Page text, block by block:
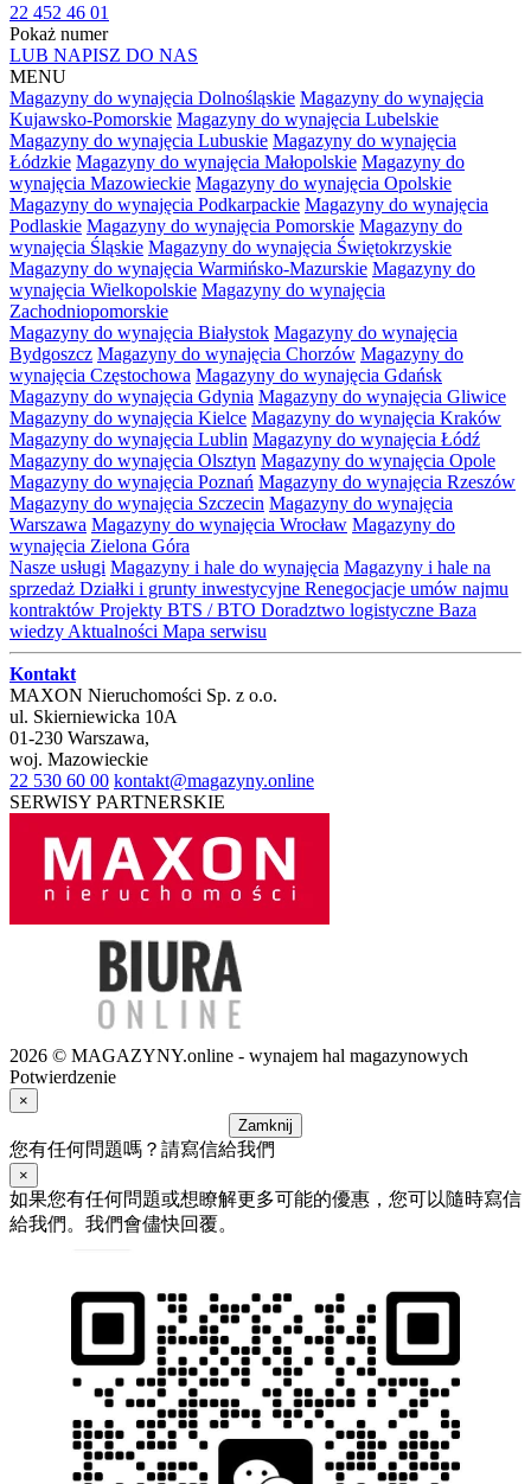
22 452 46 01
Pokaż numer
LUB NAPISZ DO NAS
MENU
Magazyny do wynajęcia Dolnośląskie Magazyny do wynajęcia
Kujawsko-Pomorskie Magazyny do wynajęcia Lubelskie
Magazyny do wynajęcia Lubuskie Magazyny do wynajęcia
Łódzkie Magazyny do wynajęcia Małopolskie Magazyny do
wynajęcia Mazowieckie Magazyny do wynajęcia Opolskie
Magazyny do wynajęcia Podkarpackie Magazyny do wynajęcia
Podlaskie Magazyny do wynajęcia Pomorskie Magazyny do
wynajęcia Śląskie Magazyny do wynajęcia Świętokrzyskie
Magazyny do wynajęcia Warmińsko-Mazurskie Magazyny do
wynajęcia Wielkopolskie Magazyny do wynajęcia
Zachodniopomorskie
Magazyny do wynajęcia Białystok Magazyny do wynajęcia
Bydgoszcz Magazyny do wynajęcia Chorzów Magazyny do
wynajęcia Częstochowa Magazyny do wynajęcia Gdańsk
Magazyny do wynajęcia Gdynia Magazyny do wynajęcia Gliwice
Magazyny do wynajęcia Kielce Magazyny do wynajęcia Kraków
Magazyny do wynajęcia Lublin Magazyny do wynajęcia Łódź
Magazyny do wynajęcia Olsztyn Magazyny do wynajęcia Opole
Magazyny do wynajęcia Poznań Magazyny do wynajęcia Rzeszów
Magazyny do wynajęcia Szczecin Magazyny do wynajęcia
Warszawa Magazyny do wynajęcia Wrocław Magazyny do
wynajęcia Zielona Góra
Nasze usługi Magazyny i hale do wynajęcia Magazyny i hale na
sprzedaż Działki i grunty inwestycyjne Renegocjacje umów najmu
kontraktów Projekty BTS / BTO Doradztwo logistyczne Baza
wiedzy Aktualności Mapa serwisu
Kontakt
MAXON Nieruchomości Sp. z o.o.
ul. Skierniewicka 10A
01-230 Warszawa,
woj. Mazowieckie
22 530 60 00 kontakt@magazyny.online
SERWISY PARTNERSKIE
2026 © MAGAZYNY.online - wynajem hal magazynowych
Potwierdzenie
×
Zamknij
您有任何問題嗎？請寫信給我們
×
如果您有任何問題或想瞭解更多可能的優惠，您可以隨時寫信
給我們。我們會儘快回覆。